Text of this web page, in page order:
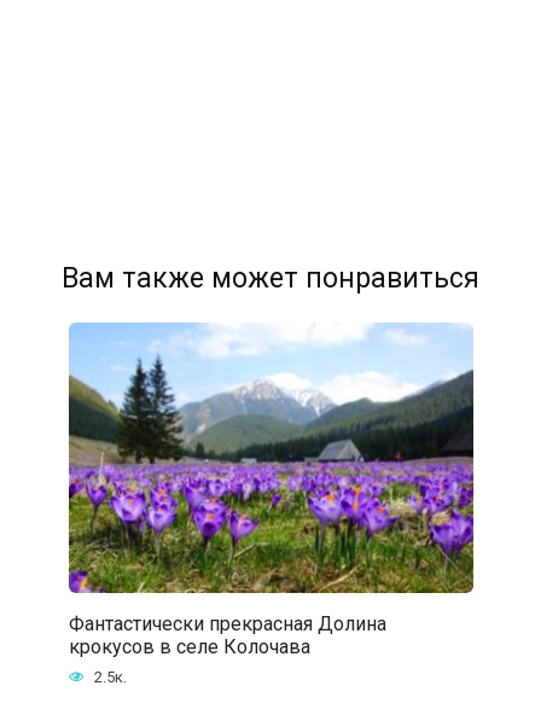
Вам также может понравиться
Фантастически прекрасная Долина
крокусов в селе Колочава
2.5к.